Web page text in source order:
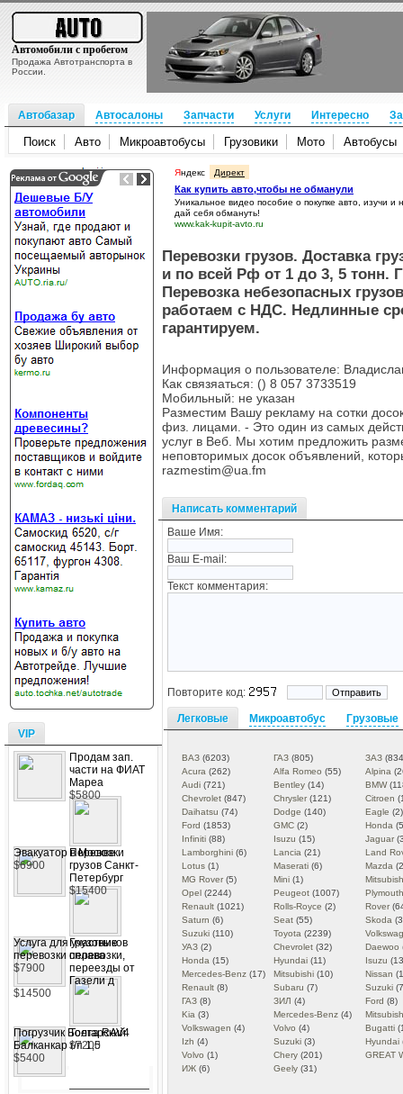
Автомобили с пробегом
Продажа Автотранспорта в
России.
Автобазар Автосалоны Запчасти Услуги Интересно
Поиск Авто Микроавтобусы Грузовики Мото Автобусы
VIP
Продам зап.
части на ФИАТ
Мареа
$5800
Эвакуатор в Москве
$6900
Перевозки
грузов Санкт-
Петербург
$15400
Услуга для участников
перевозки сплава
$7900
Грузовые
перевозки,
переезды от
Газели д
$14500
Погрузчик Болгарский
Балканкар г/п 1,5
$5400
Тоета RAV4
$7200
Яндекс Директ
Как купить авто,чтобы не обманули
Уникальное видео пособие о покупке авто, изучи и
дай себя обмануть!
www.kak-kupit-avto.ru
Перевозки грузов. Доставка
и по всей Рф от 1 до 3, 5 тонн.
Перевозка небезопасных
работаем с НДС. Недлинные
гарантируем.
Информация о пользователе:
Как связяаться: () 8 057 3733519
Мобильный: не указан
Разместим Вашу рекламу на сотки
физ. лицами. - Это один из самых
услуг в Веб. Мы хотим предложить
неповторимых досок объявлений,
razmestim@ua.fm
Написать комментарий
Ваше Имя:
Ваш E-mail:
Текст комментария:
Повторите код:
Легковые Микроавтобус Грузовые
ВАЗ (6203) ГАЗ (805) ЗАЗ
Acura (262) Alfa Romeo (55) Alpina
Audi (721) Bentley (14) BMW
Chevrolet (847) Chrysler (121) Citroen
Daihatsu (74) Dodge (140) Eagle (2)
Ford (1853) GMC (2) Honda
Infiniti (88) Isuzu (15) Jaguar
Lamborghini (6) Lancia (21)
Land
Lotus (1) Maserati (6) Mazda
MG Rover (5) Mini (1)
Opel (2244) Peugeot (1007)
Plymouth
Renault (1021) Rolls-Royce (2) Rover
Saturn (6) Seat (55) Skoda
Suzuki (110) Toyota (2239)
УАЗ (2) Chevrolet (32) Daewoo
Honda (15) Hyundai (11) Isuzu
Mercedes-Benz (17) Mitsubishi (10) Nissan
Renault (8) Subaru (7) Suzuki
ГАЗ (8) ЗИЛ (4) Ford (8)
Kia (3) Mercedes-Benz (4)
Volkswagen (4) Volvo (4) Bugatti
Izh (4) Suzuki (3) Hyundai
Volvo (1) Chery (201)
GREAT
ИЖ (6) Geely (31)